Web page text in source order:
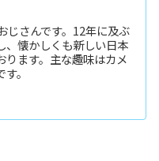
じさんです。12年に及ぶ
、懐かしくも新しい日本
ります。主な趣味はカメ
。